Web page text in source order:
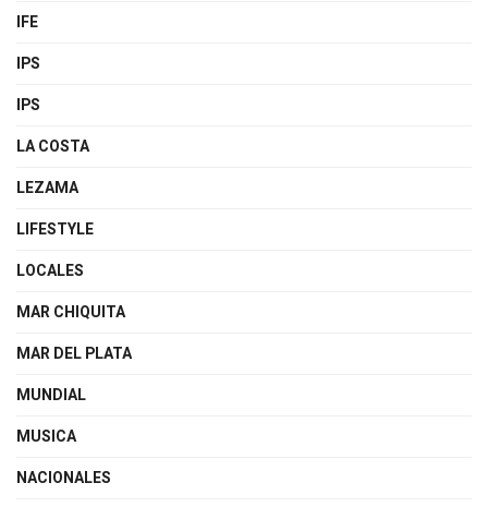
IFE
IPS
IPS
LA COSTA
LEZAMA
LIFESTYLE
LOCALES
MAR CHIQUITA
MAR DEL PLATA
MUNDIAL
MUSICA
NACIONALES